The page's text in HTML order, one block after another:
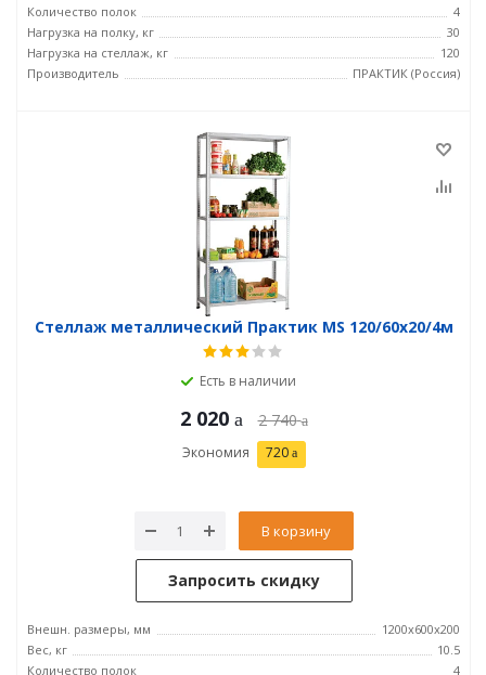
Количество полок
4
Нагрузка на полку, кг
30
Нагрузка на стеллаж, кг
120
Производитель
ПРАКТИК (Россия)
Стеллаж металлический Практик MS 120/60х20/4м
Есть в наличии
2 020 2 740
Экономия 720
В корзину
Запросить скидку
Внешн. размеры, мм
1200x600x200
Вес, кг
10.5
Количество полок
4